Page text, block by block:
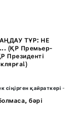
ТҰР: НЕ
(ҚР Премьер-
Президенті
қайраткері -
бәрі